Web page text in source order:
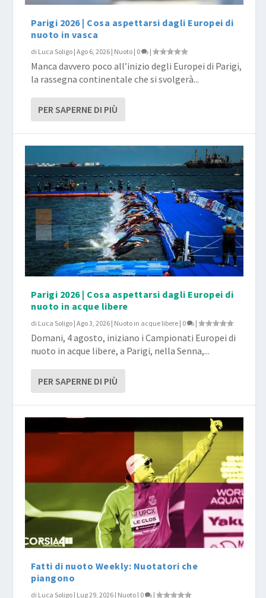
Parigi 2026 | Cosa aspettarsi dagli Europei di
nuoto in vasca
di Luca Soligo |Ago 6, 2026 | Nuoto | 0 |
Manca davvero poco all’inizio degli Europei di Parigi,
la rassegna continentale che si svolgerà...
PER SAPERNE DI PIÙ
Parigi 2026 | Cosa aspettarsi dagli Europei di
nuoto in acque libere
di Luca Soligo |Ago 3, 2026 | Nuoto in acque libere | 0 |
Domani, 4 agosto, iniziano i Campionati Europei di
nuoto in acque libere, a Parigi, nella Senna,...
PER SAPERNE DI PIÙ
Fatti di nuoto Weekly: Nuotatori che
piangono
di Luca Soligo | Lug 29, 2026 | Nuoto | 0 |